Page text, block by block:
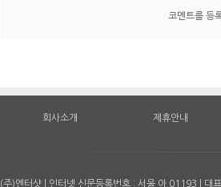
코멘트를 등
회사소개 제휴안내
(주)엔터샷 | 인터넷 신문등록번호 : 서울 아 01193 | 대